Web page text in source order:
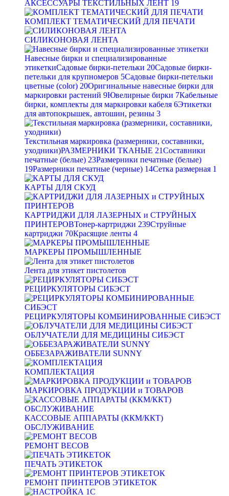
АКСЕССУАРЫ ТЕКСТИЛЬНЫХ ЛЕНТ 19
КОМПЛЕКТ ТЕМАТИЧЕСКИЙ ДЛЯ ПЕЧАТИ
СИЛИКОНОВАЯ ЛЕНТА
Навесные бирки и специализированные
этикеткиСадовые бирки-петельки 20Садовые бирки-
петельки для крупномеров 5Садовые бирки-петельки
цветные (color) 20Оригинальные навесные бирки для
маркировки растений 9Ювелирные бирки 7Кабельные
бирки, комплекты для маркировки кабеля 6Этикетки
для автопокрышек, автошин, резины 3
Текстильная маркировка (размерники, составники,
уходники)РАЗМЕРНИКИ ТКАНЫЕ 21Составники
печатные (белые) 23Размерники печатные (белые)
19Размерники печатные (черные) 14Сетка размерная 1
КАРТЫ ДЛЯ СКУД
КАРТРИДЖИ ДЛЯ ЛАЗЕРНЫХ и СТРУЙНЫХ
ПРИНТЕРОВТонер-картриджи 239Струйные
картриджи 70Красящие ленты 4
МАРКЕРЫ ПРОМЫШЛЕННЫЕ
Лента для этикет пистолетов
РЕЦИРКУЛЯТОРЫ СИБЭСТ
РЕЦИРКУЛЯТОРЫ КОМБИНИРОВАННЫЕ СИБЭСТ
ОБЛУЧАТЕЛИ ДЛЯ МЕДИЦИНЫ СИБЭСТ
ОББЕЗАРАЖИВАТЕЛИ SUNNY
КОМПЛЕКТАЦИЯ
МАРКИРОВКА ПРОДУКЦИИ и ТОВАРОВ
КАССОВЫЕ АППАРАТЫ (ККМ/ККТ)
ОБСЛУЖИВАНИЕ
РЕМОНТ ВЕСОВ
ПЕЧАТЬ ЭТИКЕТОК
РЕМОНТ ПРИНТЕРОВ ЭТИКЕТОК